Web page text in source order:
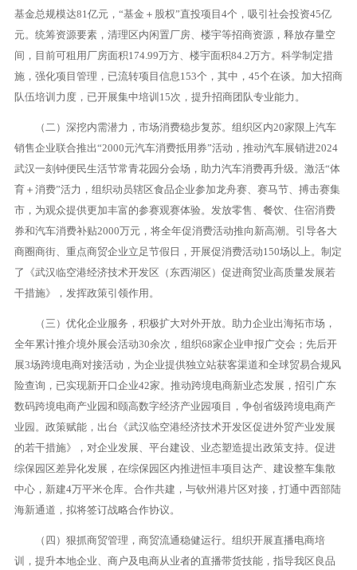
基金总规模达81亿元，“基金＋股权”直投项目4个，吸引社会投资45亿
元。统筹资源要素，清理区内闲置厂房、楼宇等招商资源，释放存量空
间，目前可租用厂房面积174.99万方、楼宇面积84.2万方。科学制定措
施，强化项目管理，已流转项目信息153个，其中，45个在谈。加大招商
队伍培训力度，已开展集中培训15次，提升招商团队专业能力。
（二）深挖内需潜力，市场消费稳步复苏。组织区内20家限上汽车
销售企业联合推出“2000元汽车消费抵用券”活动，推动汽车展销进2024
武汉一刻钟便民生活节常青花园分会场，助力汽车消费再升级。激活“体
育＋消费”活力，组织动员辖区食品企业参加龙舟赛、赛马节、搏击赛集
市，为观众提供更加丰富的参赛观赛体验。发放零售、餐饮、住宿消费
券和汽车消费补贴2000万元，将全年促消费活动推向新高潮。引导各大
商圈商街、重点商贸企业立足节假日，开展促消费活动150场以上。制定
了《武汉临空港经济技术开发区（东西湖区）促进商贸业高质量发展若
干措施》，发挥政策引领作用。
（三）优化企业服务，积极扩大对外开放。助力企业出海拓市场，
全年累计推介境外展会活动30余次，组织68家企业申报广交会；先后开
展3场跨境电商对接活动，为企业提供独立站获客渠道和全球贸易合规风
险查询，已实现新开口企业42家。推动跨境电商新业态发展，招引广东
数码跨境电商产业园和颐高数字经济产业园项目，争创省级跨境电商产
业园。政策赋能，出台《武汉临空港经济技术开发区促进外贸产业发展
的若干措施》，对企业发展、平台建设、业态塑造提出政策支持。促进
综保园区差异化发展，在综保园区内推进恒丰项目达产、建设整车集散
中心，新建4万平米仓库。合作共建，与钦州港片区对接，打通中西部陆
海新通道，拟将签订战略合作协议。
（四）狠抓商贸管理，商贸流通稳健运行。组织开展直播电商培
训，提升本地企业、商户及电商从业者的直播带货技能，指导我区良品